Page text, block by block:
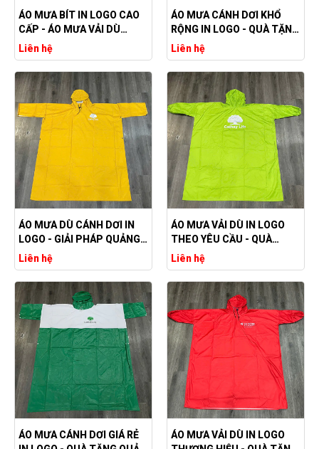
ÁO MƯA BÍT IN LOGO CAO
CẤP - ÁO MƯA VẢI DÙ
CHỐNG THẤM HIỆU QUẢ
Liên hệ
ÁO MƯA CÁNH DƠI KHỔ
RỘNG IN LOGO - QUÀ TẶNG
QUẢNG CÁO HIỆU QUẢ
Liên hệ
ÁO MƯA DÙ CÁNH DƠI IN
LOGO - GIẢI PHÁP QUẢNG
BÁ THƯƠNG HIỆU HIỆU
QUẢ
Liên hệ
ÁO MƯA VẢI DÙ IN LOGO
THEO YÊU CẦU - QUÀ
TẶNG QUẢNG CÁO CAO
CẤP CHO DOANH NGHIỆP
Liên hệ
ÁO MƯA CÁNH DƠI GIÁ RẺ
ÁO MƯA VẢI DÙ IN LOGO